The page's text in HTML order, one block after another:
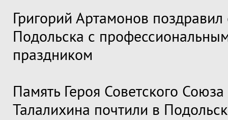
Григорий Артамонов поздравил
Подольска с
праздником
Память Героя Советского
Талалихина почтили в